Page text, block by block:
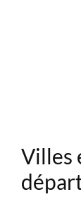
Villes